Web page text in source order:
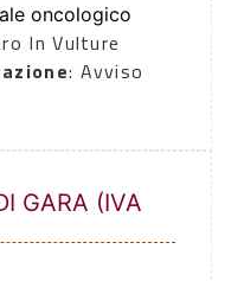
oncologico
In Vulture
: Avviso
GARA (IVA